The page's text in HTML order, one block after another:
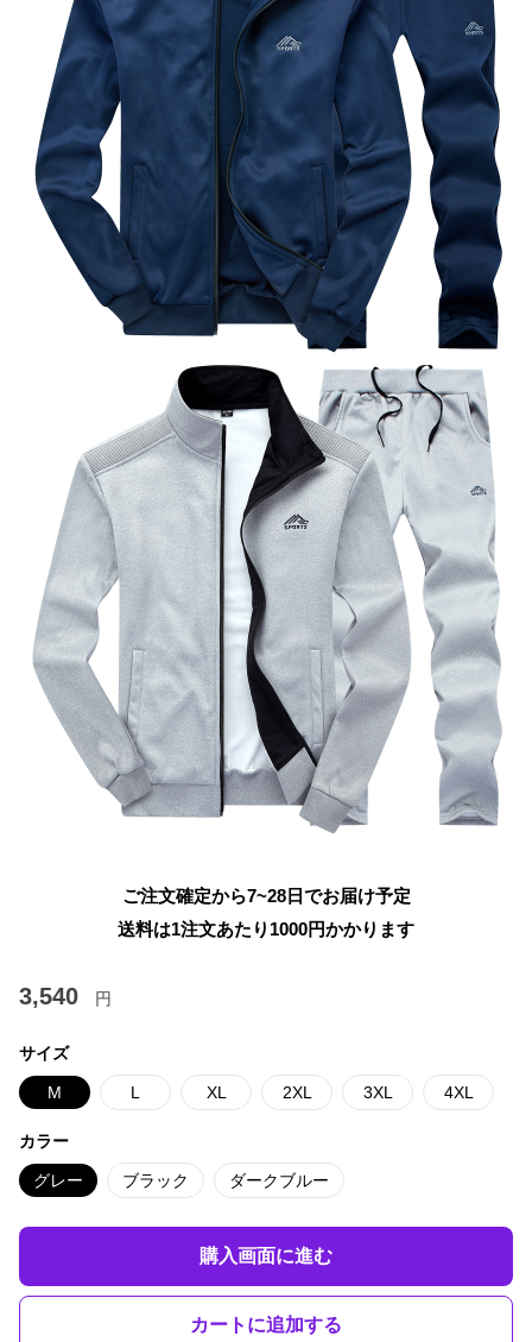
ご注文確定から7~28日でお届け予定
送料は1注文あたり 1000円かかります
3,540 円
サイズ
M L XL 2XL 3XL 4XL
カラー
グレー ブラック ダークブルー
購入画面に進む
カートに追加する